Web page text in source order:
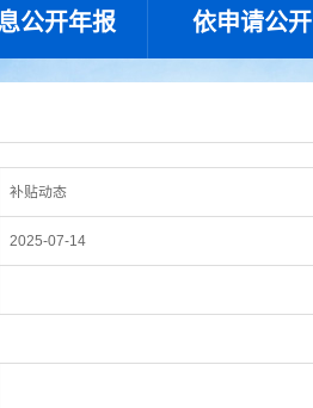
公开年报 依申请公开
补贴动态
2025-07-14